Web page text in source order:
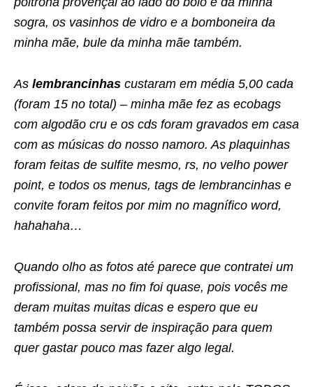
sogra, os vasinhos de vidro e a bomboneira da
minha mãe, bule da minha mãe também.
As lembrancinhas custaram em média 5,00 cada
(foram 15 no total) – minha mãe fez as ecobags
com algodão cru e os cds foram gravados em casa
com as músicas do nosso namoro. As plaquinhas
foram feitas de sulfite mesmo, rs, no velho power
point, e todos os menus, tags de lembrancinhas e
convite foram feitos por mim no magnífico word,
hahahaha…
Quando olho as fotos até parece que contratei um
profissional, mas no fim foi quase, pois vocês me
deram muitas muitas dicas e espero que eu
também possa servir de inspiração para quem
quer gastar pouco mas fazer algo legal.